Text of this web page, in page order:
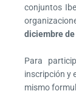
conjuntos
diciembre
Para
inscripción y
mismo